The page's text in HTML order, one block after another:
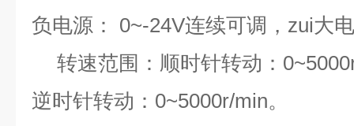
负电源：
0~-24V连续可调 ，zui大
转速范围： 顺时针转动：
逆时针转动： 0~5000r/min。